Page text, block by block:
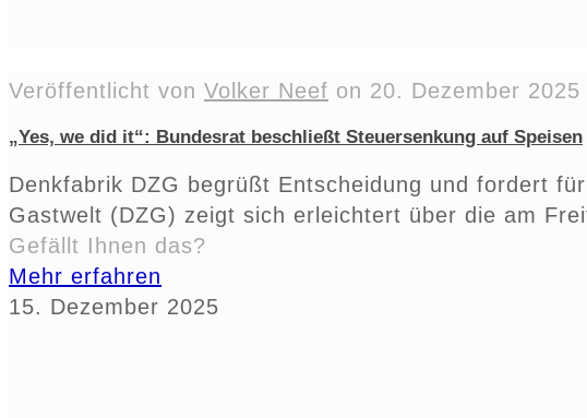
Veröffentlicht von Volker Neef on 20. Dezember 2025
„Yes, we did it“: Bundesrat beschließt Steuersenkung auf Speisen
Denkfabrik DZG begrüßt Entscheidung und fordert
Gastwelt (DZG) zeigt sich erleichtert über die am
Gefällt Ihnen das?
Mehr erfahren
15. Dezember 2025